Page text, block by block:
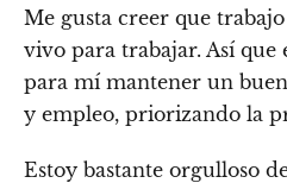
Me gusta creer que
vivo para trabajar. Así que
para mí mantener un
y empleo, priorizando la
Estoy bastante orgulloso